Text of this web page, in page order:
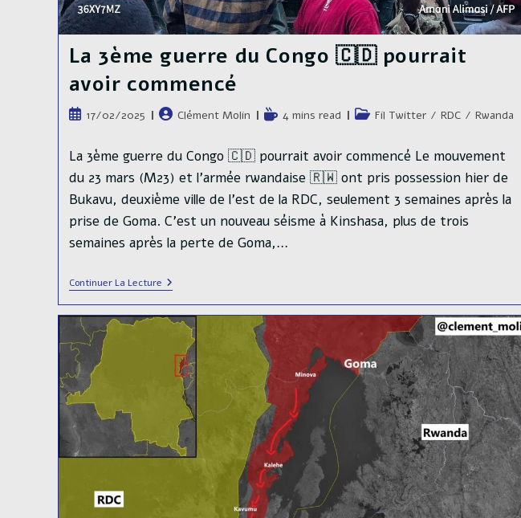
La 3ème guerre du Congo 🇨🇩 pourrait
avoir commencé
Publication
17/02/2025
Auteur/autrice
publication :
Clément Molin
Temps
lecture :
4 mins read
PostFil Twitter / RDC / Rwanda
La 3ème guerre du Congo 🇨🇩 pourrait avoir commencé Le mouvement
du 23 mars (M23) et l'armée rwandaise 🇷🇼 ont pris possession hier de
Bukavu, deuxième ville de l'est de la RDC, seulement 3 semaines après la
prise de Goma. C'est un nouveau séisme à Kinshasa, plus de trois
semaines après la perte de Goma,…
Continuer La LectureLa
3ème
Guerre
Du
Congo
Pourrait
Avoir
Commencé